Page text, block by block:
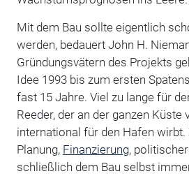
Mit dem Bau sollte eigentlich
werden, bedauert John H.
Gründungsvätern des Projekts
Idee 1993 bis zum ersten
fast 15 Jahre. Viel zu lange für
Reeder, der an der ganzen Küste
international für den Hafen
Planung, Finanzierung,
schließlich dem Bau selbst